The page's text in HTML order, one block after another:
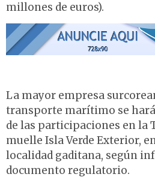
millones de euros).
La mayor empresa
transporte marítimo se
de las participaciones en la
muelle Isla Verde Exterior,
localidad gaditana, según
documento regulatorio.